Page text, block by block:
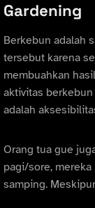
Gardening
Berkebun adalah
tersebut karena
membuahkan
aktivitas
adalah
Orang tua gue
pagi/sore,
samping.